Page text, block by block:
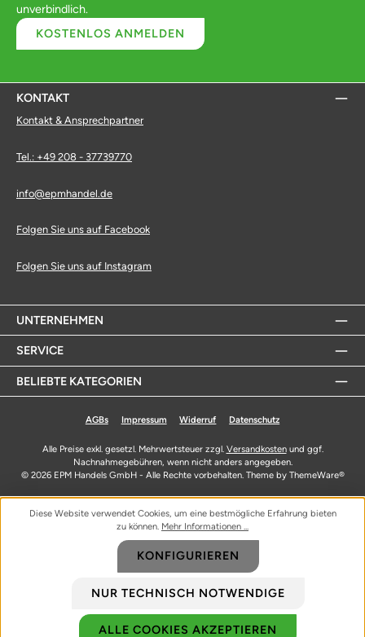
Biozidprodukte vorsichtig verwenden. Vor Gebrauch stets Etikett und
unverbindlich.
KOSTENLOS ANMELDEN
KONTAKT
Kontakt & Ansprechpartner
Tel.: +49 208 - 37739770
info@epmhandel.de
Folgen Sie uns auf Facebook
Folgen Sie uns auf Instagram
UNTERNEHMEN
SERVICE
BELIEBTE KATEGORIEN
AGBs Impressum Widerruf Datenschutz
Alle Preise exkl. gesetzl. Mehrwertsteuer zzgl. Versandkostenund ggf.
Nachnahmegebühren, wenn nicht anders angegeben.
© 2026 EPM Handels GmbH - Alle Rechte vorbehalten. Theme by ThemeWare®
Diese Website verwendet Cookies, um eine bestmögliche Erfahrung bieten
zu können. Mehr Informationen ...
NUR TECHNISCH NOTWENDIGE
KONFIGURIEREN
ALLE COOKIES AKZEPTIEREN